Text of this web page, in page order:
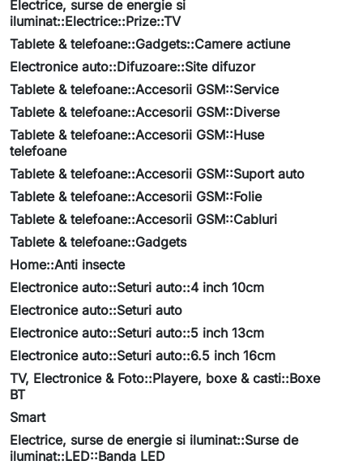
Electrice, surse de energie si
iluminat::Electrice::Prize::TV
Tablete & telefoane::Gadgets::Camere actiune
Electronice auto::Difuzoare::Site difuzor
Tablete & telefoane::Accesorii GSM::Service
Tablete & telefoane::Accesorii GSM::Diverse
Tablete & telefoane::Accesorii GSM::Huse
telefoane
Tablete & telefoane::Accesorii GSM::Suport auto
Tablete & telefoane::Accesorii GSM::Folie
Tablete & telefoane::Accesorii GSM::Cabluri
Tablete & telefoane::Gadgets
Home::Anti insecte
Electronice auto::Seturi auto::4 inch 10cm
Electronice auto::Seturi auto
Electronice auto::Seturi auto::5 inch 13cm
Electronice auto::Seturi auto::6.5 inch 16cm
TV, Electronice & Foto::Playere, boxe & casti::Boxe
BT
Smart
Electrice, surse de energie si iluminat::Surse de
iluminat::LED::Banda LED